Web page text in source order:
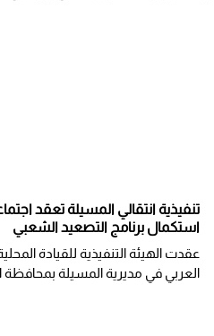
تنفيذية انتقالي المسيلة تعقد
استكمال برنامج التصعيد الشعبي
عقدت الهيئة التنفيذية للقيادة
العربي في مديرية المسيلة بمحافظة